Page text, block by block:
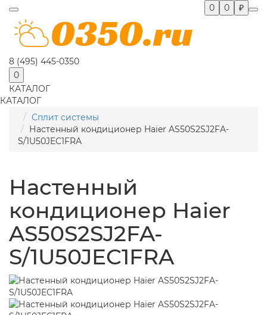
₽
0
0
8 (495) 445-0350
0
КАТАЛОГ
КАТАЛОГ
Сплит системы
Настенный кондиционер Haier AS50S2SJ2FA-
S/1U50JEC1FRA
Настенный
кондиционер Haier
AS50S2SJ2FA-
S/1U50JEC1FRA